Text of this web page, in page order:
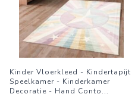
Kinder Vloerkleed - Kindertapijt
Speelkamer - Kinderkamer
Decoratie - Hand Conto...